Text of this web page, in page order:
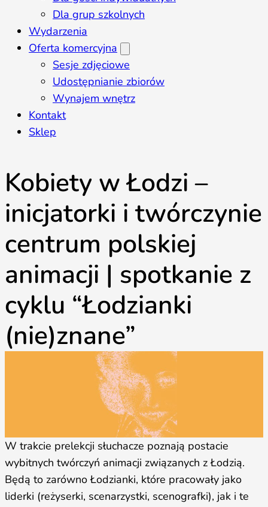
Dla grup szkolnych
Wydarzenia
Oferta komercyjna
Sesje zdjęciowe
Udostępnianie zbiorów
Wynajem wnętrz
Kontakt
Sklep
Kobiety w Łodzi –
inicjatorki i twórczynie
centrum polskiej
animacji | spotkanie z
cyklu “Łodzianki
(nie)znane”
W trakcie prelekcji słuchacze poznają postacie
wybitnych twórczyń animacji związanych z Łodzią.
Będą to zarówno Łodzianki, które pracowały jako
liderki (reżyserki, scenarzystki, scenografki), jak i te